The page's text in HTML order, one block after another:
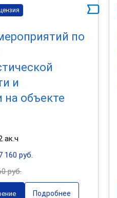
по
и
на объекте
ак.ч
160 руб.
руб.
Подробнее